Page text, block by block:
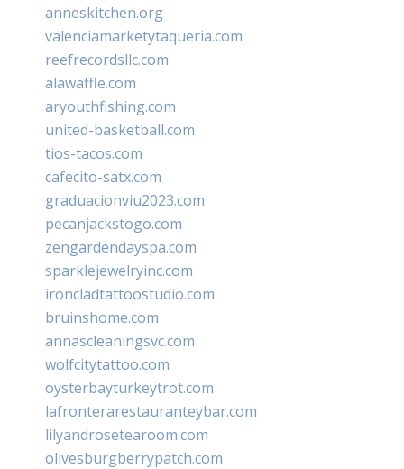
anneskitchen.org
valenciamarketytaqueria.com
reefrecordsllc.com
alawaffle.com
aryouthfishing.com
united-basketball.com
tios-tacos.com
cafecito-satx.com
graduacionviu2023.com
pecanjackstogo.com
zengardendayspa.com
sparklejewelryinc.com
ironcladtattoostudio.com
bruinshome.com
annascleaningsvc.com
wolfcitytattoo.com
oysterbayturkeytrot.com
lafronterarestauranteybar.com
lilyandrosetearoom.com
olivesburgberrypatch.com